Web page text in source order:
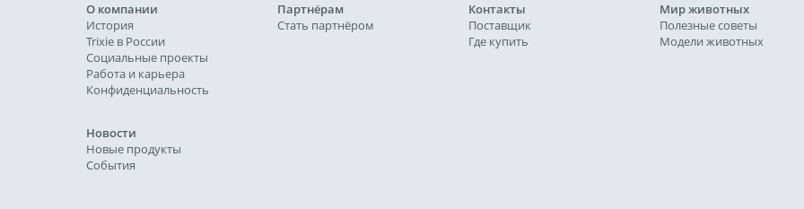
О компании
История
Trixie в России
Социальные проекты
Работа и карьера
Конфиденциальность
Партнёрам
Стать партнёром
Контакты
Поставщик
Где купить
Мир животных
Полезные советы
Модели животных
Новости
Новые продукты
События